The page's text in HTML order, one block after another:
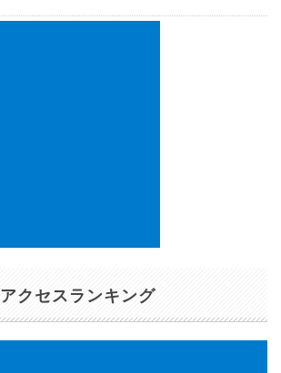
アクセスランキング